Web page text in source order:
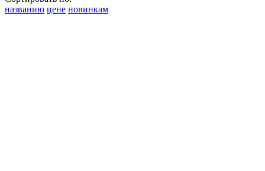
названию цене новинкам